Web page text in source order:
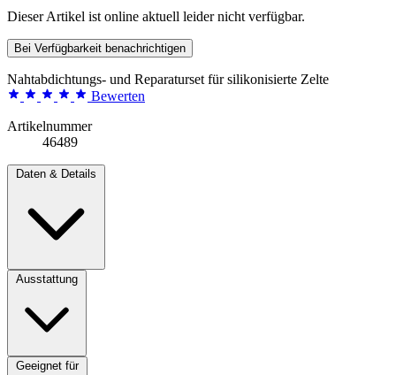
Dieser Artikel ist online aktuell leider nicht verfügbar.
Bei Verfügbarkeit benachrichtigen
Nahtabdichtungs- und Reparaturset für silikonisierte Zelte
Bewerten
Artikelnummer
46489
Daten & Details
Ausstattung
Geeignet für